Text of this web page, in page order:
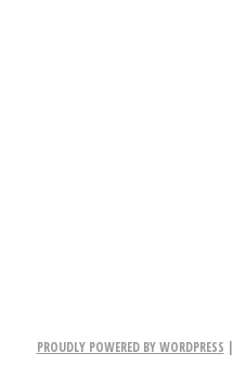
PROUDLY POWERED BY WORDPRESS |